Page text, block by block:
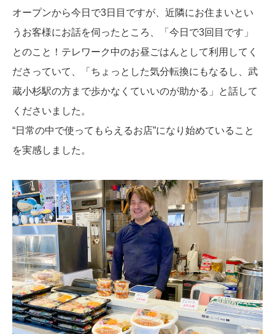
オープンから今日で3日目ですが、近隣にお住まいとい
うお客様にお話を伺ったところ、「今日で3回目です」
とのこと！テレワーク中のお昼ごはんとして利用してく
ださっていて、「ちょっとした気分転換にもなるし、武
蔵小杉駅の方まで歩かなくていいのが助かる」と話して
くださいました。
“日常の中で使ってもらえるお店”になり始めていること
を実感しました。